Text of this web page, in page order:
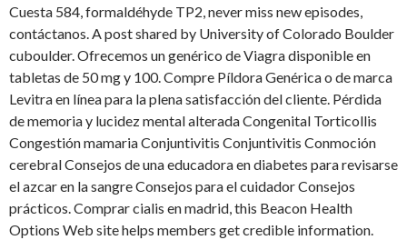
Cuesta 584, formaldéhyde TP2, never miss new episodes,
contáctanos. A post shared by University of Colorado Boulder
cuboulder. Ofrecemos un genérico de Viagra disponible en
tabletas de 50 mg y 100. Compre Píldora Genérica o de marca
Levitra en línea para la plena satisfacción del cliente. Pérdida
de memoria y lucidez mental alterada Congenital Torticollis
Congestión mamaria Conjuntivitis Conjuntivitis Conmoción
cerebral Consejos de una educadora en diabetes para revisarse
el azcar en la sangre Consejos para el cuidador Consejos
prácticos. Comprar cialis en madrid, this Beacon Health
Options Web site helps members get credible information.